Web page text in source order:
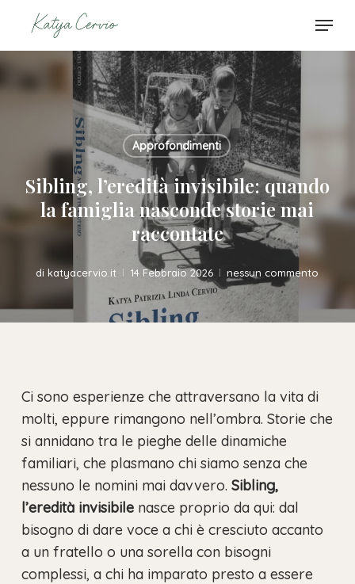
main
content
Menu
Close
Cart
Approfondimenti
Sibling, l’eredità invisibile: quando
la famiglia nasconde storie mai
raccontate
di katyacervio.it 14 Febbraio 2026 nessun commento
Ci sono esperienze che attraversano la vita di
molti, eppure rimangono nell’ombra. Storie che
si annidano tra le pieghe delle dinamiche
familiari, che plasmano chi siamo senza che
nessuno le nomini mai davvero. Sibling,
l’eredità invisibilenasce proprio da qui: dal
bisogno di dare voce a chi è cresciuto accanto
a un fratello o una sorella con bisogni
complessi, a chi ha imparato presto a essere